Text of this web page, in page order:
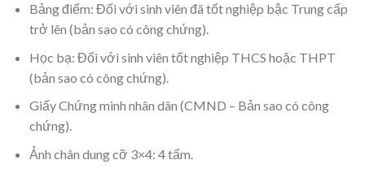
Bảng điểm: Đối với sinh viên đã tốt nghiệp bậc Trung cấp
trở lên (bản sao có công chứng).
Học bạ: Đối với sinh viên tốt nghiệp THCS hoặc THPT
(bản sao có công chứng).
Giấy Chứng minh nhân dân (CMND – Bản sao có công
chứng).
Ảnh chân dung cỡ 3×4: 4 tấm.